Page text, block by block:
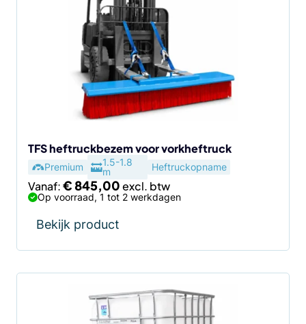
TFS heftruckbezem voor vorkheftruck
Premium
1.5-1.8
m
Heftruckopname
Vanaf:€845,00
Op voorraad, 1 tot 2 werkdagen
Bekijk product
de
productpagina